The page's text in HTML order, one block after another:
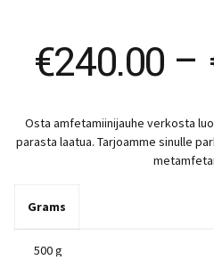
€240.00 –
Osta amfetamiinijauhe verkosta
parasta laatua. Tarjoamme sinulle
Grams